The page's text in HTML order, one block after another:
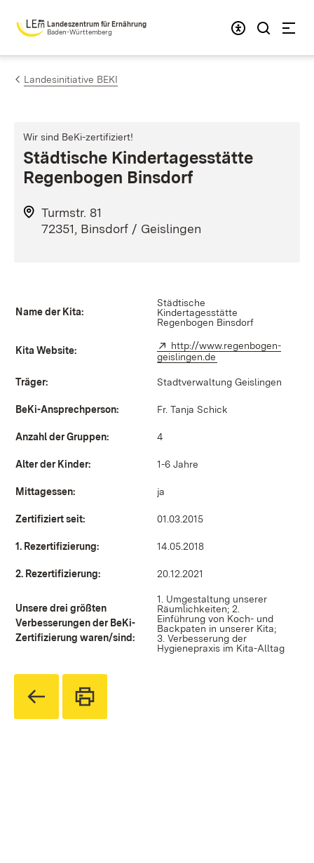
Zum Inhalt springen
Landeszentrum für Ernährung
Baden-Württemberg
Landesinitiative BEKI
Wir sind BeKi-zertifiziert!
Städtische Kindertagesstätte
Regenbogen Binsdorf
Turmstr. 81
72351, Binsdorf / Geislingen
Name der Kita:
Städtische
Kindertagesstätte
Regenbogen Binsdorf
Kita Website: Extern:
http://www.regenbogen-
geislingen.de
Träger: Stadtverwaltung Geislingen
BeKi-Ansprechperson: Fr. Tanja Schick
Anzahl der Gruppen: 4
Alter der Kinder: 1-6 Jahre
Mittagessen: ja
Zertifiziert seit: 01.03.2015
1. Rezertifizierung: 14.05.2018
2. Rezertifizierung: 20.12.2021
Unsere drei größten
Verbesserungen der BeKi-
Zertifizierung waren/sind:
1. Umgestaltung unserer
Räumlichkeiten; 2.
Einführung von Koch- und
Backpaten in unserer Kita;
3. Verbesserung der
Hygienepraxis im Kita-Alltag